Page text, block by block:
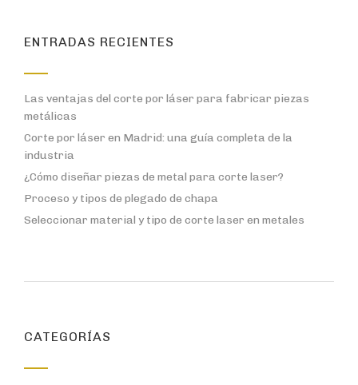
ENTRADAS RECIENTES
Las ventajas del corte por láser para fabricar piezas
metálicas
Corte por láser en Madrid: una guía completa de la
industria
¿Cómo diseñar piezas de metal para corte laser?
Proceso y tipos de plegado de chapa
Seleccionar material y tipo de corte laser en metales
CATEGORÍAS